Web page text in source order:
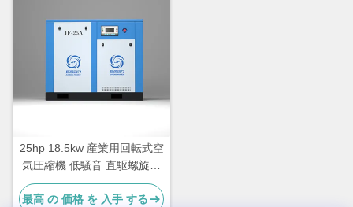
25hp 18.5kw 産業用回転式空
気圧縮機 低騒音 直駆螺旋式
空気圧縮機
最高 の 価格 を 入手 する